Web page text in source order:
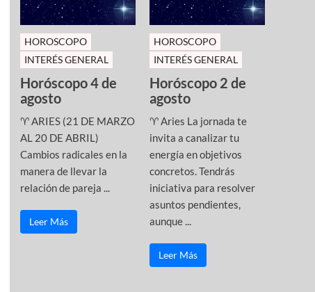
HOROSCOPO
INTERÉS GENERAL
Horóscopo 4 de
agosto
♈ ARIES (21 DE MARZO
AL 20 DE ABRIL)
Cambios radicales en la
manera de llevar la
relación de pareja ...
Leer Más
HOROSCOPO
INTERÉS GENERAL
Horóscopo 2 de
agosto
♈ Aries La jornada te
invita a canalizar tu
energía en objetivos
concretos. Tendrás
iniciativa para resolver
asuntos pendientes,
aunque ...
Leer Más